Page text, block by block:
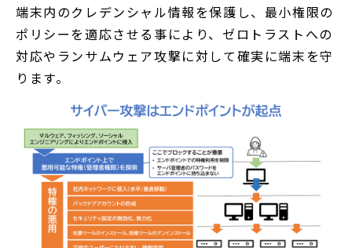
端末内のクレデンシャル情報を保護し、最小権限の
ポリシーを適応させる事により、ゼロトラストへの
対応やランサムウェア攻撃に対して確実に端末を守
ります。